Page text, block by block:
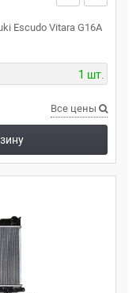
Escudo Vitara G16A
1 шт.
Все цены